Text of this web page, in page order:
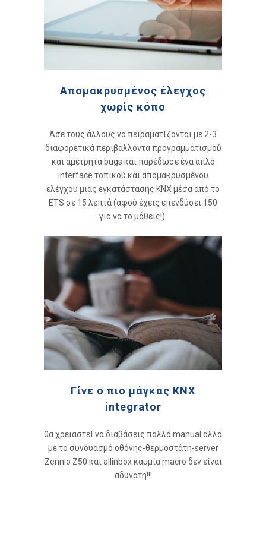
Απομακρυσμένος έλεγχος
χωρίς κόπο
Άσε τους άλλους να πειραματίζονται με 2-3
διαφορετικά περιβάλλοντα προγραμματισμού
και αμέτρητα bugs και παρέδωσε ένα απλό
interface τοπικού και απομακρυσμένου
ελέγχου μιας εγκατάστασης KNX μέσα από το
ETS σε 15 λεπτά (αφού έχεις επενδύσει 150
για να το μάθεις!).
Γίνε ο πιο μάγκας KNX
integrator
θα χρειαστεί να διαβάσεις πολλά manual αλλά
με το συνδυασμό οθόνης-θερμοστάτη-server
Zennio Z50 και allinbox καμμία macro δεν είναι
αδύνατη!!!